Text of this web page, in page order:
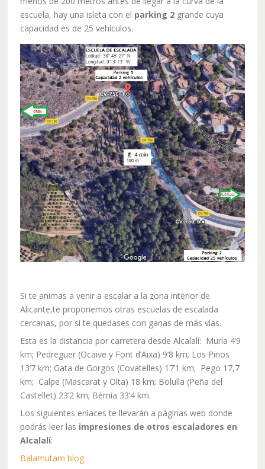
escuela, hay una isleta con el parking 2 grande cuya
capacidad es de 25 vehículos.
Si te animas a venir a escalar a la zona interior de
Alicante,te proponemos otras escuelas de escalada
cercanas, por si te quedases con ganas de más vías.
Esta es la distancia por carretera desde Alcalalí: Murla 4’9
km; Pedreguer (Ocaive y Font d’Aixa) 9’8 km; Los Pinos
13’7 km; Gata de Gorgos (Covatelles) 17’1 km; Pego 17,7
km; Calpe (Mascarat y Olta) 18 km; Bolulla (Peña del
Castellet) 23’2 km; Bèrnia 33’4 km.
Los siguientes enlaces te llevarán a páginas web donde
podrás leer las impresiones de otros escaladores en
Alcalalí:
Balamutam blog